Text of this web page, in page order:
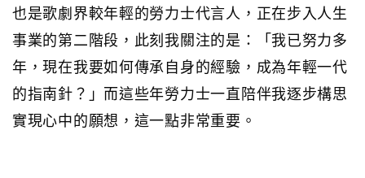
也是歌劇界較年輕的勞力士代言人，正在步入人生
事業的第二階段，此刻我關注的是：「我已努力多
年，現在我要如何傳承自身的經驗，成為年輕一代
的指南針？」而這些年勞力士一直陪伴我逐步構思
實現心中的願想，這一點非常重要。